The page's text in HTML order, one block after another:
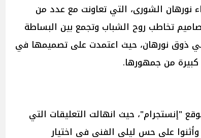
نورهان الشورى، التي تعاونت مع عدد من
تخاطب روح الشباب وتجمع بين البساطة
في ذوق نورهان، حيث اعتمدت على تصميمها في
كبيرة من جمهورها.
"إنستجرام"، حيث انهالت التعليقات التي
وأثنوا على حس ليلى الفني في اختيار